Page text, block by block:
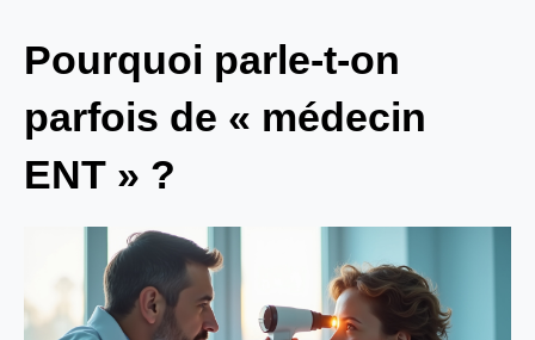
Pourquoi parle-t-on
parfois de « médecin
ENT » ?